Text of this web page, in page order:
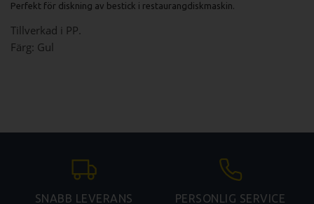
Perfekt för diskning av bestick i restaurangdiskmaskin.
Tillverkad i PP.
Färg: Gul
SNABB LEVERANS PERSONLIG SERVICE